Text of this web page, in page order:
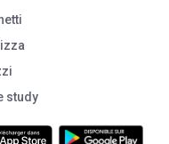
study